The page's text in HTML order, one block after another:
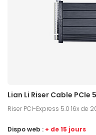
Lian Li Riser Cable PCIe
Riser PCI-Express 5.0 16x de
Dispo web : + de 15 jours